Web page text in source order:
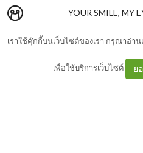
เราใช้คุ๊กกี้บนเว็บไซต์ของเรา กรุณาอ่า
เพื่อใช้บริการเว็บไซต์ ย
MR.